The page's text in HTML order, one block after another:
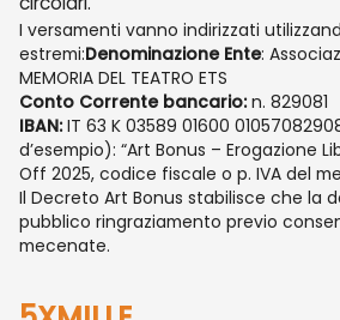
I versamenti vanno indirizzati
estremi:Denominazione Ente:
MEMORIA DEL TEATRO ETS
Conto Corrente bancario:n. 829081
IBAN:IT 63 K 03589 01600
d’esempio): “Art Bonus – Erogazione
Off 2025, codice fiscale o p. IVA del
Il Decreto Art Bonus stabilisce che la
pubblico ringraziamento previo
mecenate.